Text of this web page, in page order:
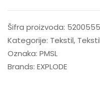
Šifra proizvoda:
Kategorije: Tekstil,
Oznaka: PMSL
Brands: EXPLODE